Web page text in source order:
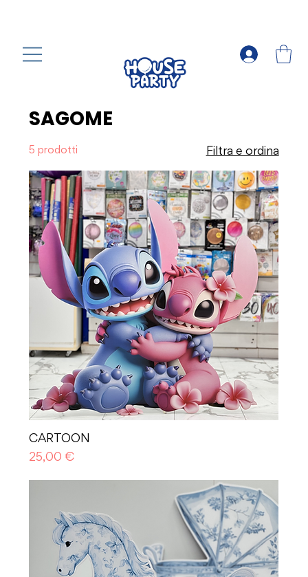
SAGOME
5 prodotti Filtra e ordina
CARTOON
Prezzo
25,00 €